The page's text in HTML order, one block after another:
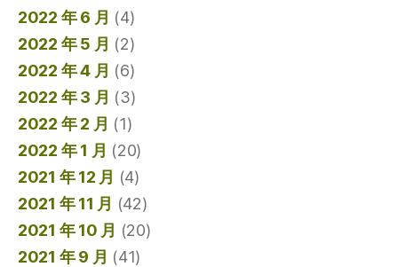
2022 年 6 月 (4)
2022 年 5 月 (2)
2022 年 4 月 (6)
2022 年 3 月 (3)
2022 年 2 月 (1)
2022 年 1 月 (20)
2021 年 12 月 (4)
2021 年 11 月 (42)
2021 年 10 月 (20)
2021 年 9 月 (41)